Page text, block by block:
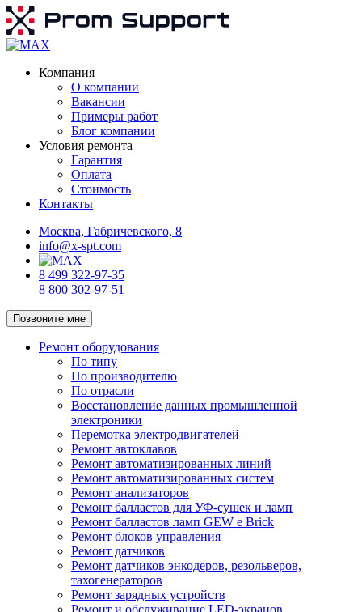
Компания
О компании
Вакансии
Примеры работ
Блог компании
Условия ремонта
Гарантия
Оплата
Стоимость
Контакты
Москва, Габричевского, 8
info@x-spt.com
8 499 322-97-35
8 800 302-97-51
Позвоните мне
Ремонт оборудования
По типу
По производителю
По отрасли
Восстановление данных промышленной
электроники
Перемотка электродвигателей
Ремонт автоклавов
Ремонт автоматизированных линий
Ремонт автоматизированных систем
Ремонт анализаторов
Ремонт балластов для УФ-сушек и ламп
Ремонт балластов ламп GEW e Brick
Ремонт блоков управления
Ремонт датчиков
Ремонт датчиков энкодеров, резольверов,
тахогенераторов
Ремонт зарядных устройств
Ремонт и обслуживание LED-экранов